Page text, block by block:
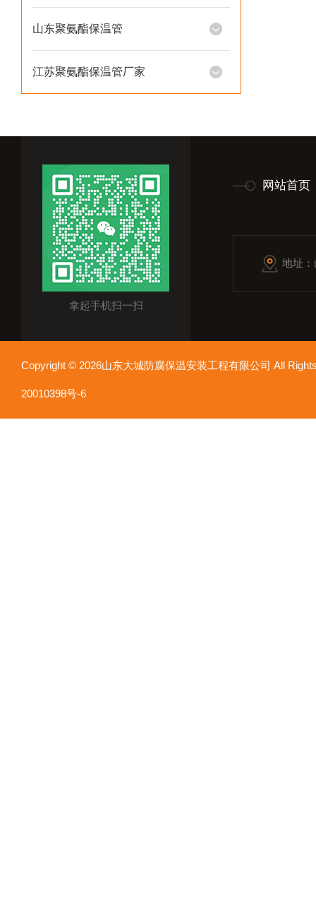
山东聚氨酯保温管
江苏聚氨酯保温管厂家
拿起手机扫一扫
网站首页
地址
Copyright © 2026山东大城防腐保温安装工程有限公司 All
20010398号-6